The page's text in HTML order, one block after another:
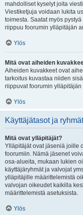
mahdolliset kyselyt joita
Viestiketjuja voidaan lukita
toimesta. Saatat myös
riippuu foorumin ylläpitäjän
Ylös
Mitä ovat aiheiden
Aiheiden kuvakkeet ovat
tarkoitus kuvastaa niiden
riippuvat foorumin
Ylös
Käyttäjätasot ja ryhmät
Mitä ovat ylläpitäjät?
Ylläpitäjät ovat jäseniä joille
foorumiin. Nämä jäsenet
osa-alueita, mukaan lukien
käyttäjäryhmät ja valvojat
ylläpitäjille määrittelemistä
valvojan oikeudet kaikilla
määrittelemistä asetuksista.
Ylös